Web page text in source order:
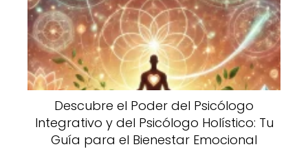
Descubre el Poder del Psicólogo
Integrativo y del Psicólogo Holístico: Tu
Guía para el Bienestar Emocional